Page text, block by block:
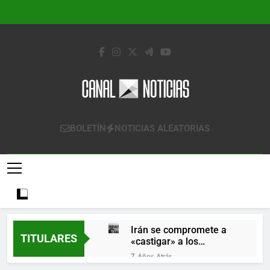
Canal Noticias
Canal Noticias
BOLETÍN NOTICIAS ALEATORIAS
TITULARES
Irán se compromete a
«castigar» a los
responsables de
derribar un avión
7 Años Atrás